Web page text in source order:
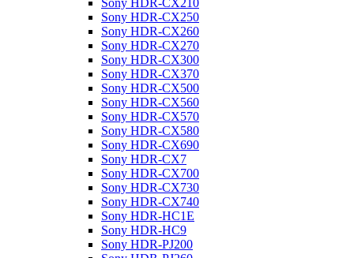
Sony HDR-CX210
Sony HDR-CX250
Sony HDR-CX260
Sony HDR-CX270
Sony HDR-CX300
Sony HDR-CX370
Sony HDR-CX500
Sony HDR-CX560
Sony HDR-CX570
Sony HDR-CX580
Sony HDR-CX690
Sony HDR-CX7
Sony HDR-CX700
Sony HDR-CX730
Sony HDR-CX740
Sony HDR-HC1E
Sony HDR-HC9
Sony HDR-PJ200